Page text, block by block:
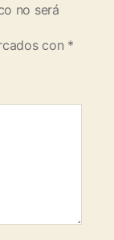
no será
con *